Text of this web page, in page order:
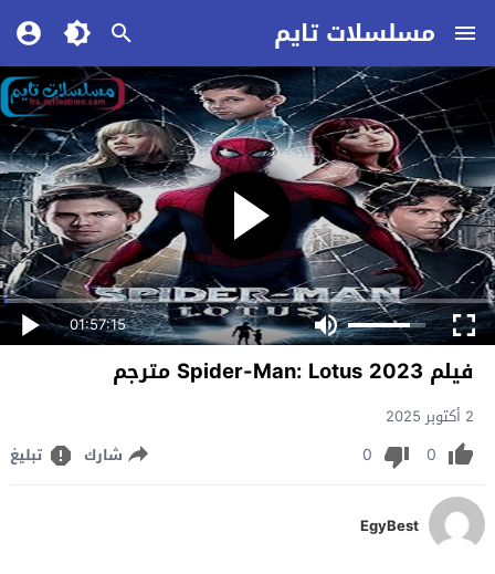
مسلسلات تايم
01:57:15
فيلم Spider-Man: Lotus 2023 مترجم
2 أكتوبر 2025
0
0 شارك تبليغ
EgyBest